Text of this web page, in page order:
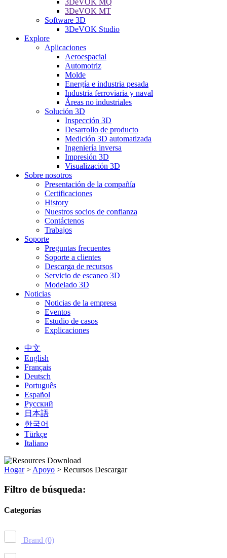
3DeVOK MQ
3DeVOK MT
Software 3D
3DeVOK Studio
Explore
Aplicaciones
Aeroespacial
Automotriz
Molde
Energía e industria pesada
Industria ferroviaria y naval
Áreas no industriales
Solución 3D
Inspección 3D
Desarrollo de producto
Medición 3D automatizada
Ingeniería inversa
Impresión 3D
Visualización 3D
Sobre nosotros
Presentación de la compañía
Certificaciones
History
Nuestros socios de confianza
Contáctenos
Trabajos
Soporte
Preguntas frecuentes
Soporte a clientes
Descarga de recursos
Servicio de escaneo 3D
Modelado 3D
Noticias
Noticias de la empresa
Eventos
Estudio de casos
Explicaciones
中文
English
Français
Deutsch
Português
Español
Русский
日本語
한국어
Türkçe
Italiano
Hogar > Apoyo > Recursos Descargar
Filtro de búsqueda:
Categorías
Brand (0)